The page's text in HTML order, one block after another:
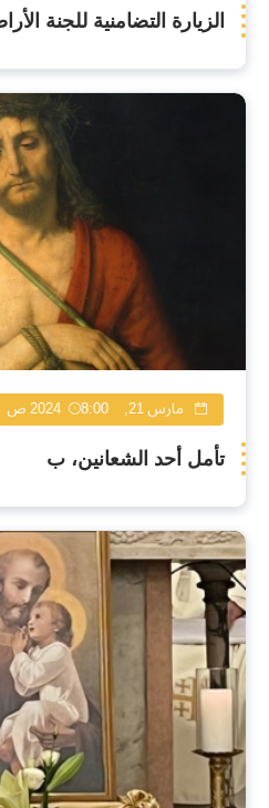
الزيارة التضامنية للجنة
مارس 21, 2024 8:00 ص
تأمل أحد الشعانين، ب